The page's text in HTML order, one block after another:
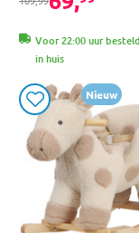
Voor 22:00 uur
in huis
Nieuw